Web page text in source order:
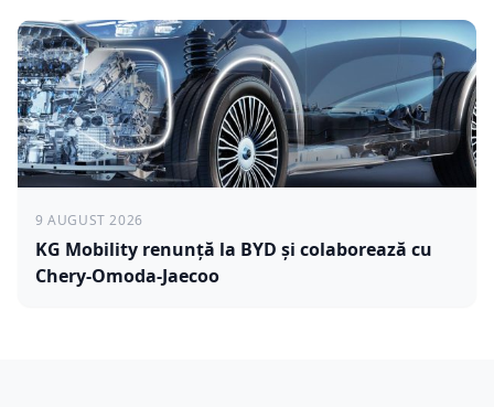
9 AUGUST 2026
KG Mobility renunță la BYD și colaborează cu
Chery-Omoda-Jaecoo